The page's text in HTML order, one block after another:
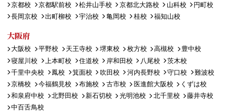
京都校 京都駅前校 松井山手校 京都北大路校 山科校
円町校
長岡京校
出町柳校 宇治校 亀岡校 桂校 福知山校
大阪府
大阪校 平野校 天王寺校 堺東校 枚方校 高槻校
豊中校
寝屋川校
上本町校 住道校 岸和田校 八尾校
茨木校
千里中央校
鳳校 箕面校 吹田校 河内長野校 守口校
難波校
京橋校
今福鶴見校 布施校 古市校 医進館大阪校
くずは校
和泉府中校
北野田校 新石切校 光明池校 北千里校
藤井寺校
中百舌鳥校